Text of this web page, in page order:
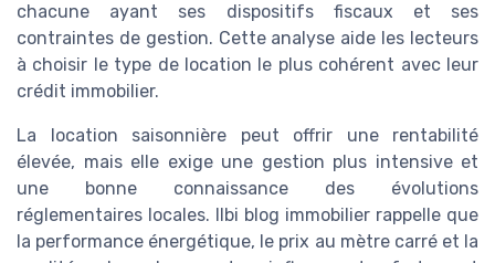
chacune ayant ses dispositifs fiscaux et ses
contraintes de gestion. Cette analyse aide les lecteurs
à choisir le type de location le plus cohérent avec leur
crédit immobilier.
La location saisonnière peut offrir une rentabilité
élevée, mais elle exige une gestion plus intensive et
une bonne connaissance des évolutions
réglementaires locales. Ilbi blog immobilier rappelle que
la performance énergétique, le prix au mètre carré et la